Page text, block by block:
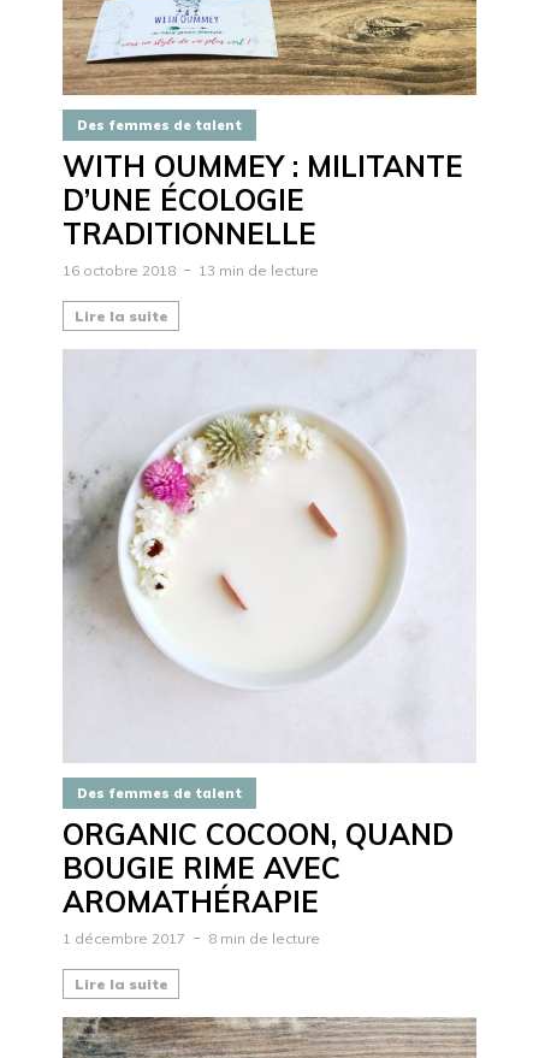
Des femmes de talent
WITH OUMMEY : MILITANTE
D’UNE ÉCOLOGIE
TRADITIONNELLE
16 octobre 2018 13 min de lecture
Lire la suite
Des femmes de talent
ORGANIC COCOON, QUAND
BOUGIE RIME AVEC
AROMATHÉRAPIE
1 décembre 2017 8 min de lecture
Lire la suite